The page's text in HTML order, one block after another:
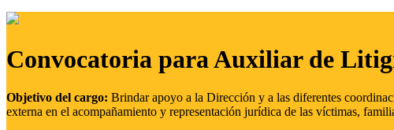
Convocatoria para Auxiliar de
Objetivo del cargo: Brindar apoyo a la Dirección y a las diferentes
externa en el acompañamiento y representación jurídica de las víctimas,